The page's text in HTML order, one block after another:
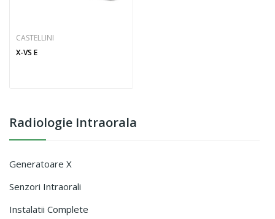
Radiologie Intraorala
Generatoare X
Senzori Intraorali
Instalatii Complete
CASTELLINI
X-VS E